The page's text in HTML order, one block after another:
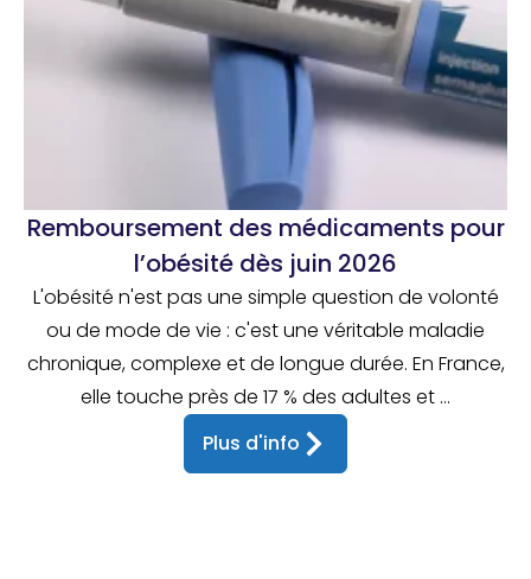
Remboursement des médicaments pour
l’obésité dès juin 2026
L'obésité n'est pas une simple question de volonté
ou de mode de vie : c'est une véritable maladie
chronique, complexe et de longue durée. En France,
elle touche près de 17 % des adultes et ...
Plus d'info